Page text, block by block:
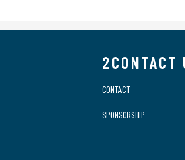
2CONTACT
CONTACT
SPONSORSHIP